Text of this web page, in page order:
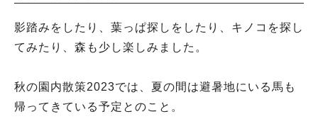
影踏みをしたり、葉っぱ探しをしたり、キノコを探し
てみたり、森も少し楽しみました。
秋の園内散策2023では、夏の間は避暑地にいる馬も
帰ってきている予定とのこと。
#ラーメン#ショッピング #カフェ #スイーツ#パン #カレー
#柏駅
#イベント#公園
#教えたい／教えて投稿記事